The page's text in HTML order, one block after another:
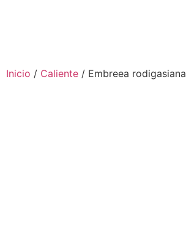
Inicio / Caliente / Embreea rodigasiana